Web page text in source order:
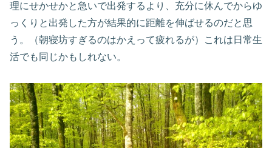
理にせかせかと急いで出発するより、充分に休んでからゆ
っくりと出発した方が結果的に距離を伸ばせるのだと思
う。（朝寝坊すぎるのはかえって疲れるが）これは日常生
活でも同じかもしれない。